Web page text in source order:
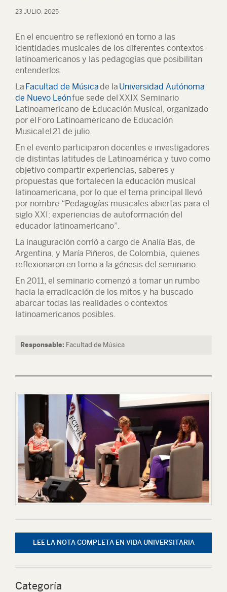
23 JULIO, 2025
En el encuentro se reflexionó en torno a las
identidades musicales de los diferentes contextos
latinoamericanos y las pedagogías que posibilitan
entenderlos.
La Facultad de Músicade la Universidad Autónoma
de Nuevo Leónfue sede delXXIX Seminario
Latinoamericano de Educación Musical, organizado
por el Foro Latinoamericano de Educación
Musicalel21 de julio.
En el evento participaron docentes e investigadores
de distintas latitudes de Latinoamérica y tuvo como
objetivo compartir experiencias, saberes y
propuestas que fortalecen la educación musical
latinoamericana, por lo que el tema principal llevó
por nombre “Pedagogías musicales abiertas para el
siglo XXI: experiencias de autoformación del
educador latinoamericano”.
La inauguración corrió a cargo de Analía Bas, de
Argentina, y María Piñeros, de Colombia, quienes
reflexionaron en torno a la génesis del seminario.
En 2011, el seminario comenzó a tomar un rumbo
hacia la erradicación de los mitos y ha buscado
abarcar todas las realidades o contextos
latinoamericanos posibles.
Responsable: Facultad de Música
LEE LA NOTA COMPLETA EN VIDA UNIVERSITARIA
Categoría